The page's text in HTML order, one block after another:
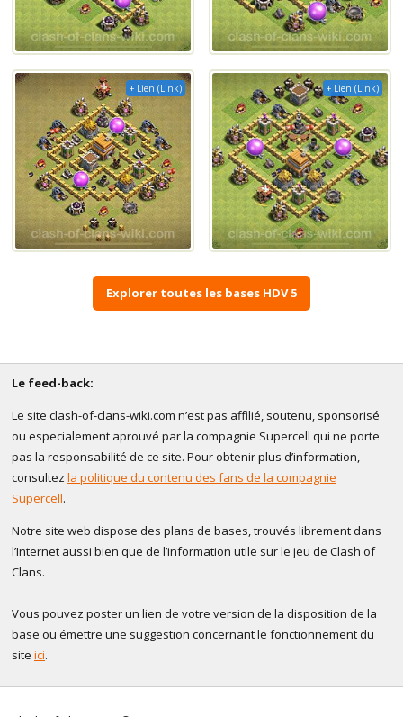
+ Lien (Link) + Lien (Link)
Explorer toutes les bases HDV 5
Le feed-back:
Le site clash-of-clans-wiki.com n’est pas affilié, soutenu, sponsorisé
ou especialement aprouvé par la compagnie Supercell qui ne porte
pas la responsabilité de ce site. Pour obtenir plus d’information,
consultez la politique du contenu des fans de la compagnie
Supercell.
Notre site web dispose des plans de bases, trouvés librement dans
l’Internet aussi bien que de l’information utile sur le jeu de Clash of
Clans.
Vous pouvez poster un lien de votre version de la disposition de la
base ou émettre une suggestion concernant le fonctionnement du
site ici.